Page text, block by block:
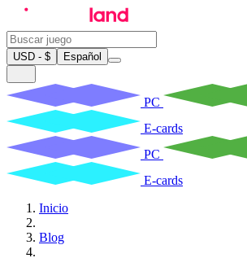
USD - $ Español
PC
E-cards
PC
E-cards
Inicio
Blog